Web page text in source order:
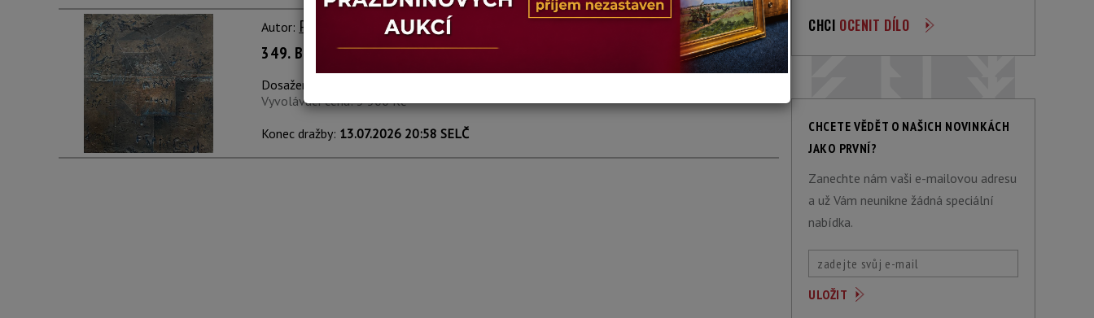
Autor: Paolo Fern
349. BLEU ALTERNATO
Dosažená cena:
Vyvolávací cena: 3 500 Kč
Konec dražby: 13.07.2026 20:58 SELČ
VÍCE INFORMACÍ
CHCI OCENIT DÍLO
CHCETE VĚDĚT O NAŠICH NOVINKÁCH
JAKO PRVNÍ?
Zanechte nám vaši e-mailovou adresu
a už Vám neunikne žádná speciální
nabídka.